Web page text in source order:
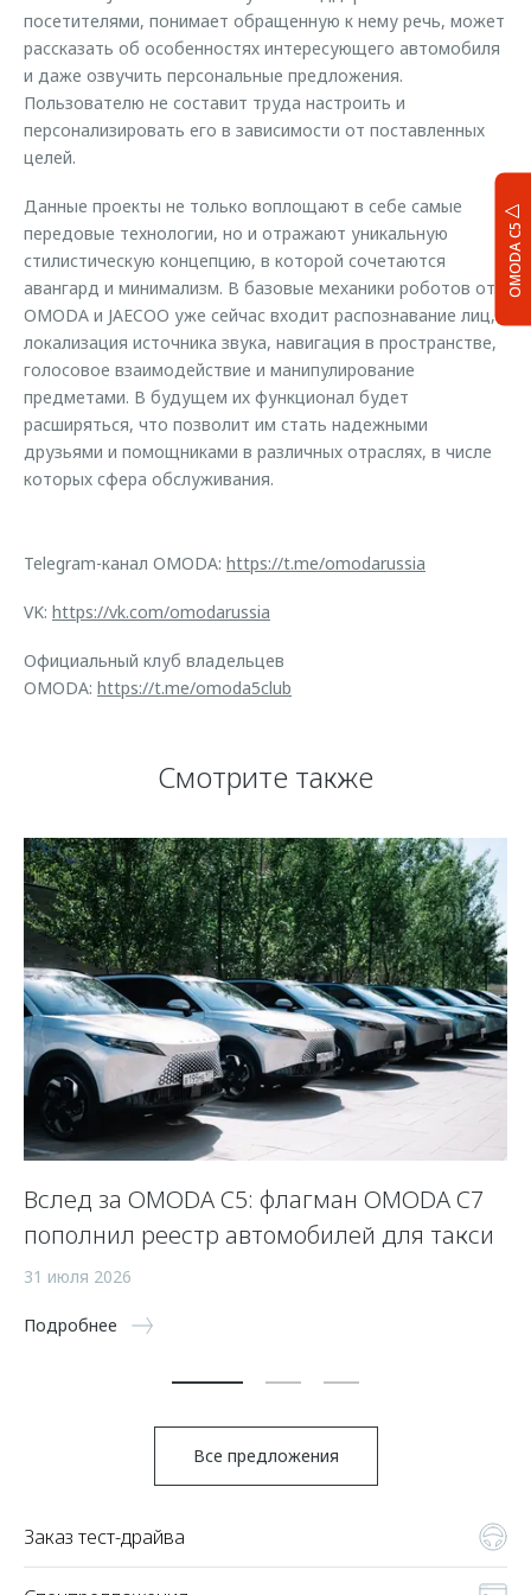
OMODA C5
посетителями, понимает обращенную к нему речь, может
рассказать об особенностях интересующего автомобиля
и даже озвучить персональные предложения.
Пользователю не составит труда настроить и
персонализировать его в зависимости от поставленных
целей.
Данные проекты не только воплощают в себе самые
передовые технологии, но и отражают уникальную
стилистическую концепцию, в которой сочетаются
авангард и минимализм. В базовые механики роботов от
OMODA и JAECOO уже сейчас входит распознавание лиц,
локализация источника звука, навигация в пространстве,
голосовое взаимодействие и манипулирование
предметами. В будущем их функционал будет
расширяться, что позволит им стать надежными
друзьями и помощниками в различных отраслях, в числе
которых сфера обслуживания.
Telegram-канал OMODA: https://t.me/omodarussia
VK: https://vk.com/omodarussia
Официальный клуб владельцев
OMODA: https://t.me/omoda5club
Смотрите также
Вслед за OMODA C5: флагман OMODA C7
пополнил реестр автомобилей для такси
31 июля 2026
Подробнее
Все предложения
Заказ тест-драйва